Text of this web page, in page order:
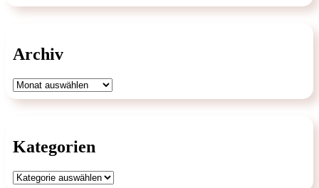
Archiv
Archiv
Kategorien
Kategorien